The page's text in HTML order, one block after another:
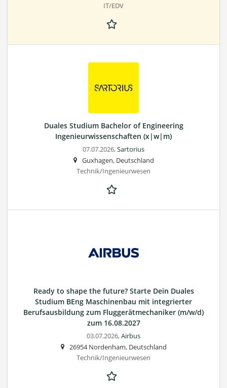
IT/EDV
Duales Studium Bachelor of Engineering
Ingenieurwissenschaften (x|w|m)
07.07.2026,Sartorius
Guxhagen, Deutschland
Technik/Ingenieurwesen
Ready to shape the future? Starte Dein Duales
Studium BEng Maschinenbau mit integrierter
Berufsausbildung zum Fluggerätmechaniker (m/w/d)
zum 16.08.2027
03.07.2026,Airbus
26954 Nordenham, Deutschland
Technik/Ingenieurwesen